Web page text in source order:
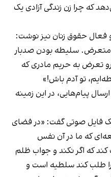
که چرا زن زندگى آزادى یک
و فعال حقوق زنان نیز نوشت:
متعرض. سلیطه بودن صدبار
تعرض به حریم مادری که
تو آدم باش!»
پیام‌هایی، در این زمینه
یک فایل صوتی گفت: «در فضای
که ما در آن نفس
که اگر نکند و جواب ظلم
طلب کند سلطیه است و